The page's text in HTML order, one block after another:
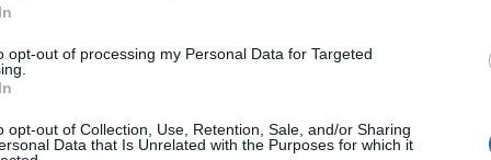
opt-out of processing my Personal Data for Targeted
opt-out of Collection, Use, Retention, Sale, and/or Sharing
Data that Is Unrelated with the Purposes for which it
2025.04.09. 07:47:53
nyomorod.